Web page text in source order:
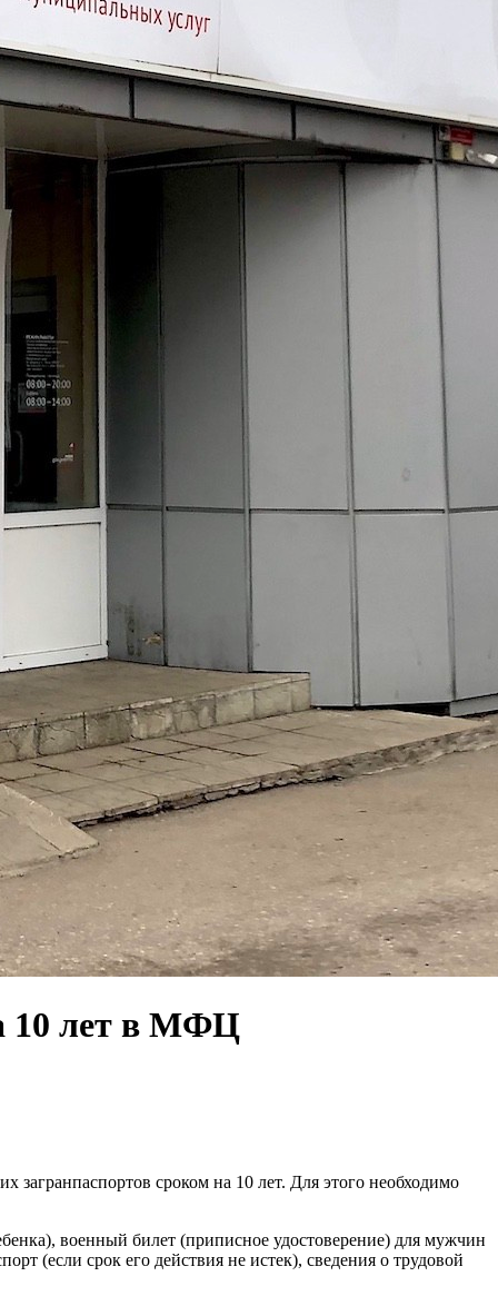
10 лет в МФЦ
сроком на 10 лет. Для этого необходимо
военный билет (приписное удостоверение) для мужчин
(если срок его действия не истек), сведения о трудовой